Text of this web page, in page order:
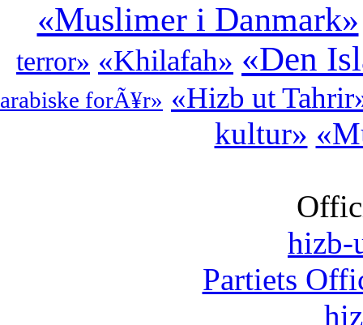
«Muslimer i Danmark»
terror» «Khilafah» «Den
arabiske forÃ¥r» «Hizb ut
kultur»
hizb-
Partiets